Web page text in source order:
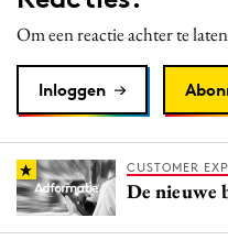
PR
Purpose Marketing
Reputatie & crisis
Om een reactie achter te
Inloggen
CUSTOMER
De nieuwe